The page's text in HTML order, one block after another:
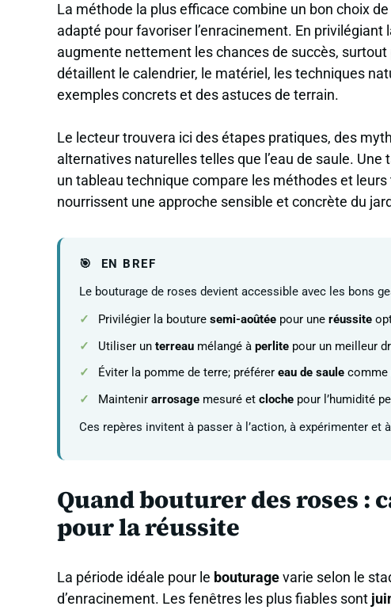
La méthode la plus efficace combine un bon choix
adapté pour favoriser l’enracinement. En
augmente nettement les chances de succès,
détaillent le calendrier, le matériel, les techniques
exemples concrets et des astuces de terrain.
Le lecteur trouvera ici des étapes pratiques, des
alternatives naturelles telles que l’eau de saule.
un tableau technique compare les méthodes et
nourrissent une approche sensible et concrète du
EN BREF
Le bouturage de roses devient accessible avec les bons
Privilégier la bouture semi-aoûtée pour une réussite
Utiliser un terreau mélangé à perlite pour un meilleur
Éviter la pomme de terre; préférer eau de saule comme
Maintenir arrosage mesuré et cloche pour l’humidité
Ces repères invitent à passer à l’action, à expérimenter
Quand bouturer des roses :
pour la réussite
La période idéale pour le bouturagevarie selon le
d’enracinement. Les fenêtres les plus fiables sont